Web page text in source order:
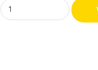
Industrial Amphenol